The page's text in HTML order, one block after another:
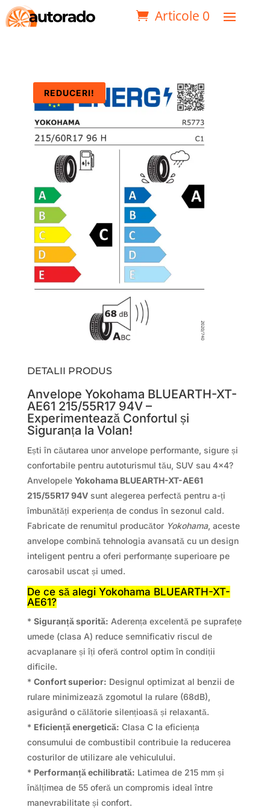
Articole 0
REDUCERI!
DETALII PRODUS
Anvelope Yokohama BLUEARTH-XT-
AE61 215/55R17 94V –
Experimentează Confortul și
Siguranța la Volan!
Ești în căutarea unor anvelope performante, sigure și
confortabile pentru autoturismul tău, SUV sau 4×4?
Anvelopele Yokohama BLUEARTH-XT-AE61
215/55R17 94Vsunt alegerea perfectă pentru a-ți
îmbunătăți experiența de condus în sezonul cald.
Fabricate de renumitul producător Yokohama, aceste
anvelope combină tehnologia avansată cu un design
inteligent pentru a oferi performanțe superioare pe
carosabil uscat și umed.
De ce să alegi Yokohama BLUEARTH-XT-
AE61?
* Siguranță sporită: Aderența excelentă pe suprafețe
umede (clasa A) reduce semnificativ riscul de
acvaplanare și îți oferă control optim în condiții
dificile.
* Confort superior: Designul optimizat al benzii de
rulare minimizează zgomotul la rulare (68dB),
asigurând o călătorie silențioasă și relaxantă.
* Eficiență energetică: Clasa C la eficiența
consumului de combustibil contribuie la reducerea
costurilor de utilizare ale vehiculului.
* Performanță echilibrată: Latimea de 215 mm și
înălțimea de 55 oferă un compromis ideal între
manevrabilitate și confort.